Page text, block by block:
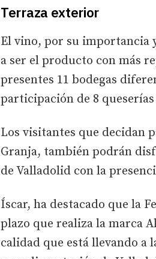
Terraza exterior
El vino, por su importancia
a ser el producto con más
presentes 11 bodegas
participación de 8
Los visitantes que decidan
Granja, también podrán
de Valladolid con la
Íscar, ha destacado que la
plazo que realiza la marca
calidad que está llevando a